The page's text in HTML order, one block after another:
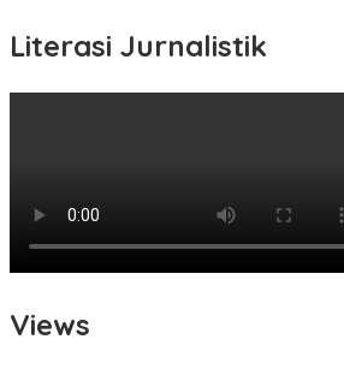
Literasi Jurnalistik
Views